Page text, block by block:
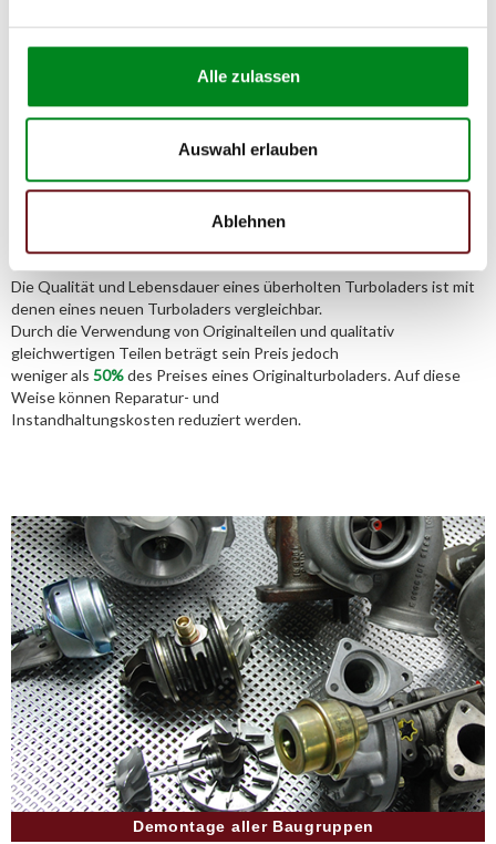
Alle zulassen
Auswahl erlauben
Ablehnen
Telefon:
02541/8483601
Der Aufbereitungsprozess für
Die Qualität und Lebensdauer eines überholten Turboladers ist mit
denen eines neuen Turboladers vergleichbar.
Durch die Verwendung von Originalteilen und qualitativ
gleichwertigen Teilen beträgt sein Preis jedoch
weniger als 50%des Preises eines Originalturboladers. Auf diese
Weise können Reparatur- und
Instandhaltungskosten reduziert werden.
Demontage aller Baugruppen